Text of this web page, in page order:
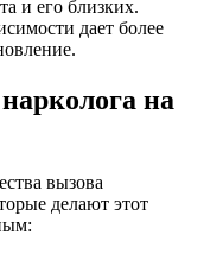
и его близких.
дает более
на
вызова
делают этот